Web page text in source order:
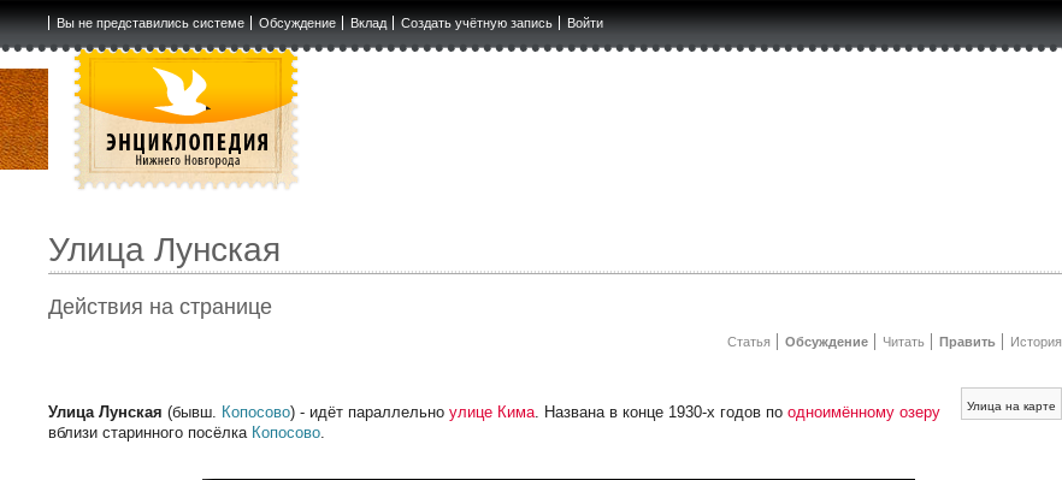
Вы не представились системе Обсуждение Вклад Создать учётную запись Войти
Улица Лунская
Действия на странице
Статья Обсуждение Читать Править История
Улица на карте
Улица Лунская (бывш. Копосово) - идёт параллельноулице Кима. Названа в конце 1930-х годов поодноимённому озеру
вблизи старинного посёлка Копосово.